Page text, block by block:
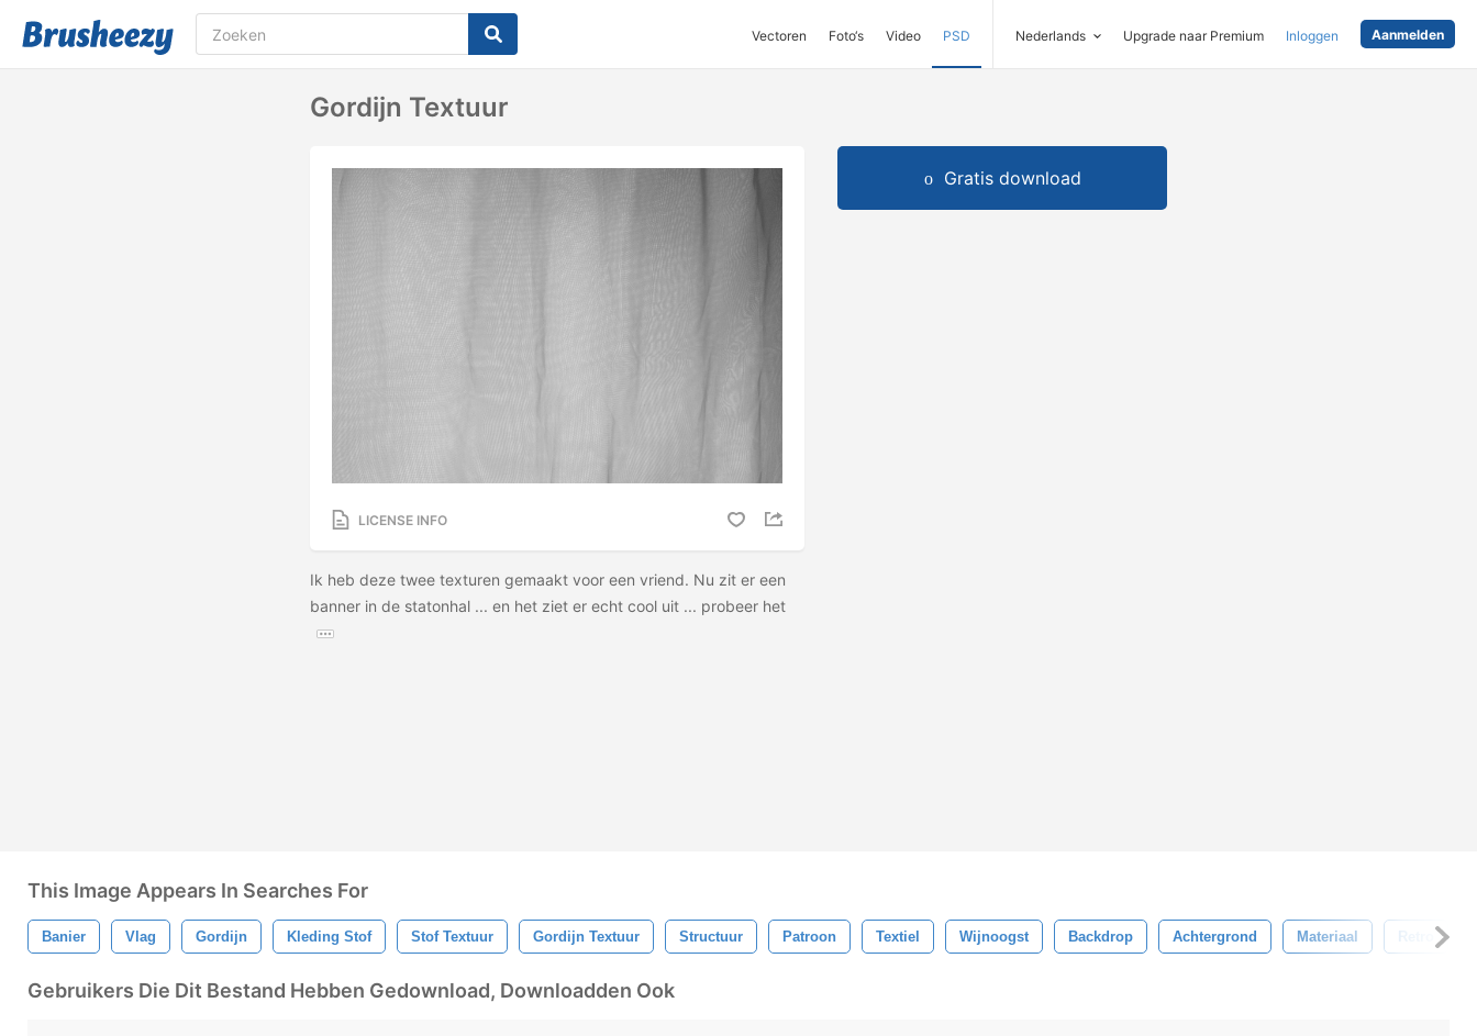
Vectoren Foto‘s Video PSD Nederlands Upgrade naar Premium Inloggen Aanmelden
Gordijn Textuur
LICENSE INFO
Ik heb deze twee texturen gemaakt voor een vriend. Nu zit er een
banner in de statonhal ... en het ziet er echt cool uit ... probeer het
Gratis download
This Image Appears In Searches For
Banier Vlag Gordijn Kleding Stof Stof Textuur Gordijn Textuur Structuur Patroon Textiel Wijnoogst Backdrop Achtergrond Materiaal
Gebruikers Die Dit Bestand Hebben Gedownload, Downloadden Ook